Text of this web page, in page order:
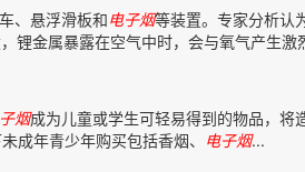
、悬浮滑板和电子烟等装置。专家分析认
锂金属暴露在空气中时，会与氧气产生激
烟成为儿童或学生可轻易得到的物品，将
成年青少年购买包括香烟、
电子烟...